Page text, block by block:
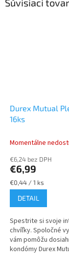
Súvisiaci tovar
Durex Mutual
16ks
Momentálne
€6,24 bez DPH
€6,99
Jednotková
cena:
€0,44 / 1 ks
DETAIL
Spestrite si svoje
chvíľky. Spoločné
vám pomôžu
kondómy Durex